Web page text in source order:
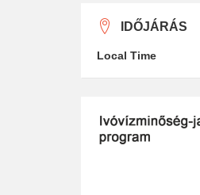
IDŐJÁRÁS
Local Time